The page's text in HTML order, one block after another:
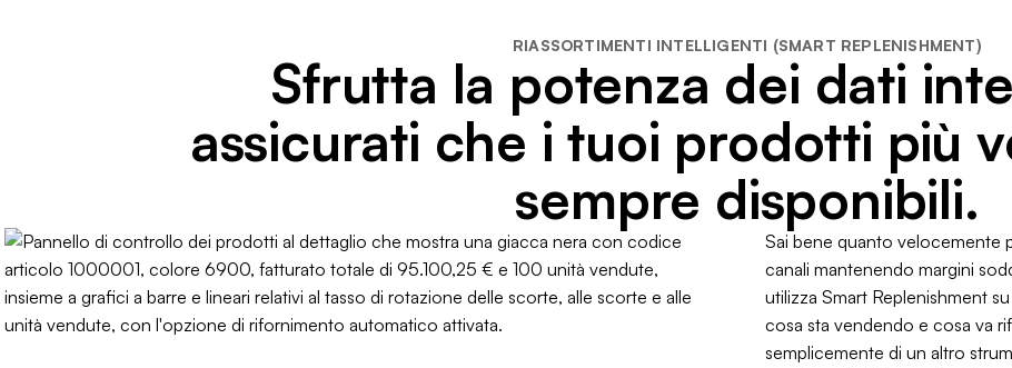
RIASSORTIMENTI INTELLIGENTI (SMART REPLENISHMENT)
Sfrutta la potenza dei dati
assicurati che i tuoi prodotti più
sempre disponibili.
Sai bene quanto velocemente
canali mantenendo margini
utilizza Smart Replenishment
cosa sta vendendo e cosa va
semplicemente di un altro